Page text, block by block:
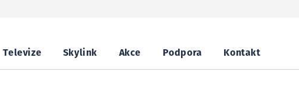
Televize Skylink Akce Podpora Kontakt